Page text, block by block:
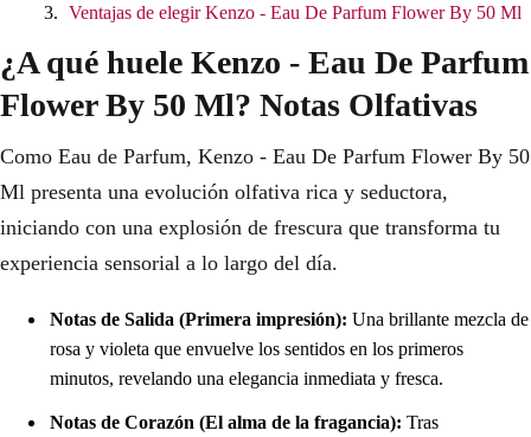
Ventajas de elegir Kenzo - Eau De Parfum Flower By 50 Ml
¿A qué huele Kenzo - Eau De Parfum
Flower By 50 Ml? Notas Olfativas
Como Eau de Parfum, Kenzo - Eau De Parfum Flower By 50
Ml presenta una evolución olfativa rica y seductora,
iniciando con una explosión de frescura que transforma tu
experiencia sensorial a lo largo del día.
Notas de Salida (Primera impresión): Una brillante mezcla de
rosa y violeta que envuelve los sentidos en los primeros
minutos, revelando una elegancia inmediata y fresca.
Notas de Corazón (El alma de la fragancia): Tras